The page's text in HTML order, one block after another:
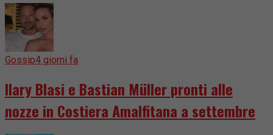
Gossip4 giorni fa
Ilary Blasi e Bastian Müller pronti alle
nozze in Costiera Amalfitana a settembre